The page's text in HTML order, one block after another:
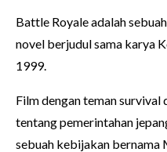
Battle Royale adalah
novel berjudul sama karya
1999.
Film dengan teman
tentang pemerintahan
sebuah kebijakan bernama